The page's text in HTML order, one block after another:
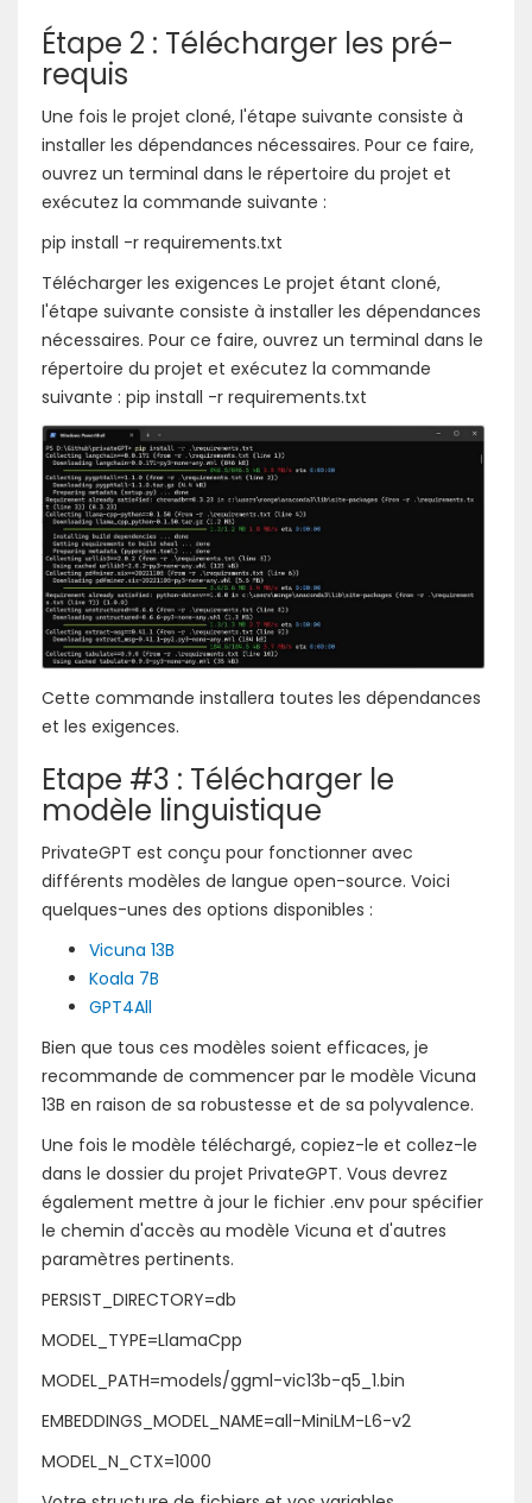
Étape 2 : Télécharger les pré-
requis
Une fois le projet cloné, l'étape suivante consiste à
installer les dépendances nécessaires. Pour ce faire,
ouvrez un terminal dans le répertoire du projet et
exécutez la commande suivante :
pip install -r requirements.txt
Télécharger les exigences Le projet étant cloné,
l'étape suivante consiste à installer les dépendances
nécessaires. Pour ce faire, ouvrez un terminal dans le
répertoire du projet et exécutez la commande
suivante : pip install -r requirements.txt
Cette commande installera toutes les dépendances
et les exigences.
Etape #3 : Télécharger le
modèle linguistique
PrivateGPT est conçu pour fonctionner avec
différents modèles de langue open-source. Voici
quelques-unes des options disponibles :
Vicuna 13B
Koala 7B
GPT4All
Bien que tous ces modèles soient efficaces, je
recommande de commencer par le modèle Vicuna
13B en raison de sa robustesse et de sa polyvalence.
Une fois le modèle téléchargé, copiez-le et collez-le
dans le dossier du projet PrivateGPT. Vous devrez
également mettre à jour le fichier .env pour spécifier
le chemin d'accès au modèle Vicuna et d'autres
paramètres pertinents.
PERSIST_DIRECTORY=db
MODEL_TYPE=LlamaCpp
MODEL_PATH=models/ggml-vic13b-q5_1.bin
EMBEDDINGS_MODEL_NAME=all-MiniLM-L6-v2
MODEL_N_CTX=1000